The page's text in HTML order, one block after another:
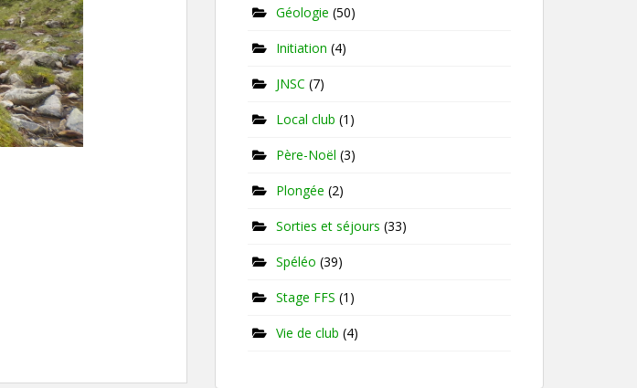
Géologie (50)
Initiation (4)
JNSC (7)
Local club (1)
Père-Noël (3)
Plongée (2)
Sorties et séjours (33)
Spéléo (39)
Stage FFS (1)
Vie de club (4)